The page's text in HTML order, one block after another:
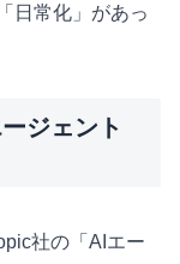
日常化」があっ
ジェント
社の「AIエー